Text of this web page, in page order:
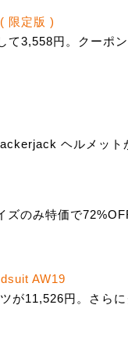
限定版 )
て3,558円。クーポ
ヘルメット
ズのみ特価で
AW19
が11,526円。さらに